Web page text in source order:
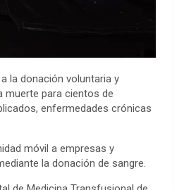
la donación voluntaria y
muerte para cientos de
enfermedades crónicas
móvil a empresas y
la donación de sangre.